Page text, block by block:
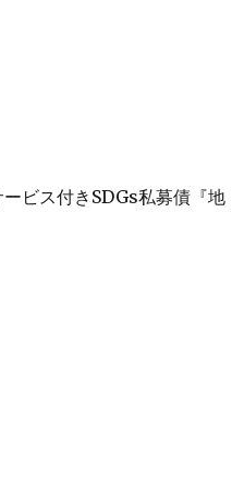
ビス付きSDGs私募債『地